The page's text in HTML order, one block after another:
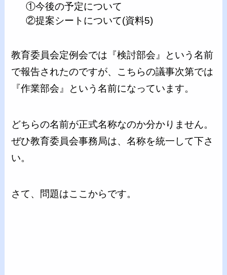
①今後の予定について
②提案シートについて(資料5)
教育委員会定例会では『検討部会』という名前
で報告されたのですが、こちらの議事次第では
『作業部会』という名前になっています。
どちらの名前が正式名称なのか分かりません。
ぜひ教育委員会事務局は、名称を統一して下さ
い。
さて、問題はここからです。